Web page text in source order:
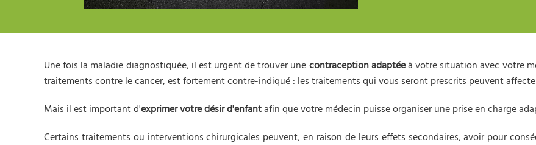
Une fois la maladie diagnostiquée, il est urgent de trouver une contraception adaptéeà votre situation avec votre
traitements contre le cancer, est fortement contre-indiqué : les traitements qui vous seront prescrits peuvent
Mais il est important d'exprimer votre désir d'enfantafin que votre médecin puisse organiser une prise en charge
Certains traitements ou interventions chirurgicales peuvent, en raison de leurs effets secondaires, avoir pour